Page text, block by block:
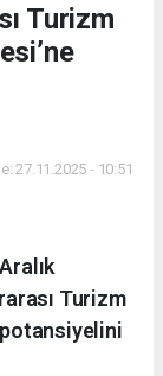
Turizm
27.11.2025 - 10:51
Turizm